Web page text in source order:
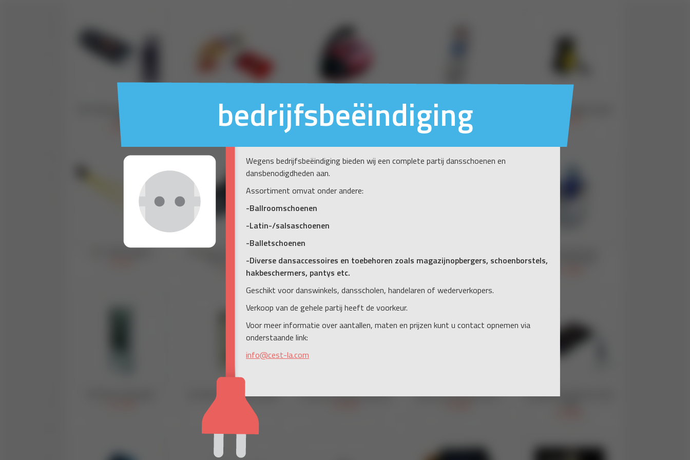
bedrijfsbeëindiging
Wegens bedrijfsbeëindiging bieden wij een complete partij dansschoenen en
dansbenodigdheden aan.
Assortiment omvat onder andere:
-Ballroomschoenen
-Latin-/salsaschoenen
-Balletschoenen
-Diverse dansaccessoires en toebehoren zoals magazijnopbergers, schoenborstels,
hakbeschermers, pantys etc.
Geschikt voor danswinkels, dansscholen, handelaren of wederverkopers.
Verkoop van de gehele partij heeft de voorkeur.
Voor meer informatie over aantallen, maten en prijzen kunt u contact opnemen via
onderstaande link:
info@cest-la.com